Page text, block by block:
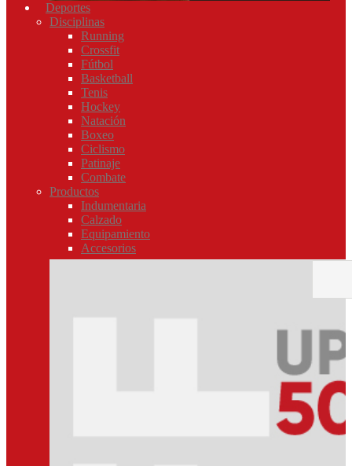
Deportes
Disciplinas
Running
Crossfit
Fútbol
Basketball
Tenis
Hockey
Natación
Boxeo
Ciclismo
Patinaje
Combate
Productos
Indumentaria
Calzado
Equipamiento
Accesorios